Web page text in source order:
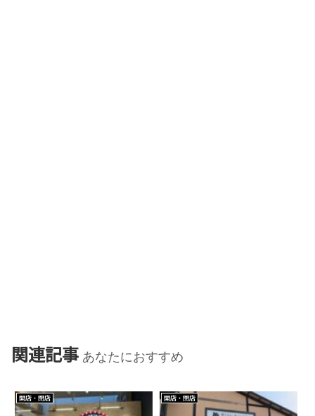
関連記事 あなたにおすすめ
開店・閉店 開店・閉店